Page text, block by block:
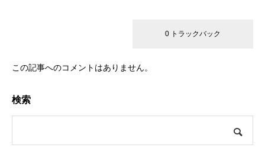
0 トラックバック
この記事へのコメントはありません。
検索